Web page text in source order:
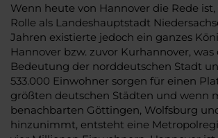
Wenn heute von Hannover die Rede
Rolle als Landeshauptstadt
Jahren existierte jedoch ein ganzes
Hannover bzw. zuvor Kurhannover, was
Bedeutung der norddeutschen Stadt
533.000 Einwohner sorgen für einen
größten deutschen Städten und wenn
benachbarten Göttingen, Wolfsburg
hinzunimmt, entsteht eine